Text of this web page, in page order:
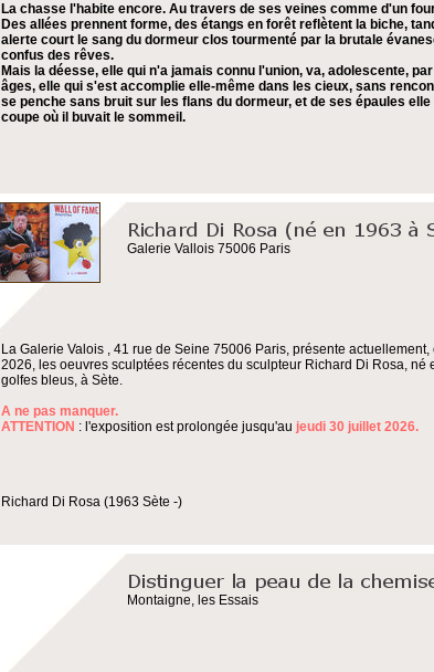
La chasse l'habite encore. Au travers de ses veines comme d'un
Des allées prennent forme, des étangs en forêt reflètent la biche,
alerte court le sang du dormeur clos tourmenté par la brutale
confus des rêves.
Mais la déesse, elle qui n'a jamais connu l'union, va, adolescente,
âges, elle qui s'est accomplie elle-même dans les cieux, sans
se penche sans bruit sur les flans du dormeur, et de ses épaules
coupe où il buvait le sommeil.
Galerie Vallois 75006 Paris
La Galerie Valois , 41 rue de Seine 75006 Paris, présente
2026, les oeuvres sculptées récentes du sculpteur Richard Di Rosa, né
golfes bleus, à Sète.
A ne pas manquer.
ATTENTION : l'exposition est prolongée jusqu'au jeudi 30 juillet 2026.
Richard Di Rosa (1963 Sète -)
Montaigne, les Essais